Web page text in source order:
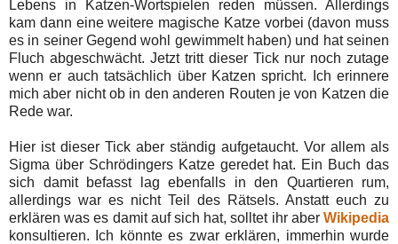
Lebens in Katzen-Wortspielen reden müssen. Allerdings
kam dann eine weitere magische Katze vorbei (davon muss
es in seiner Gegend wohl gewimmelt haben) und hat seinen
Fluch abgeschwächt. Jetzt tritt dieser Tick nur noch zutage
wenn er auch tatsächlich über Katzen spricht. Ich erinnere
mich aber nicht ob in den anderen Routen je von Katzen die
Rede war.
Hier ist dieser Tick aber ständig aufgetaucht. Vor allem als
Sigma über Schrödingers Katze geredet hat. Ein Buch das
sich damit befasst lag ebenfalls in den Quartieren rum,
allerdings war es nicht Teil des Rätsels. Anstatt euch zu
erklären was es damit auf sich hat, solltet ihr aber Wikipedia
konsultieren. Ich könnte es zwar erklären, immerhin wurde